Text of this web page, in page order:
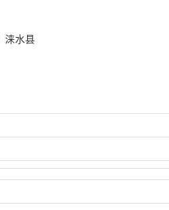
涞水县